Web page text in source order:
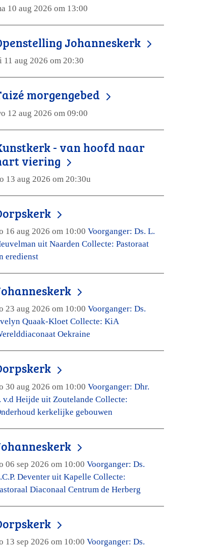
10 aug 2026 om 13:00
Johanneskerk
11 aug 2026 om 20:30
morgengebed
12 aug 2026 om 09:00
- van hoofd naar
viering
13 aug 2026 om 20:30u
16 aug 2026 om 10:00 Voorganger: Ds. L.
uit Naarden Collecte: Pastoraat
eredienst
23 aug 2026 om 10:00 Voorganger: Ds.
Quaak-Kloet Collecte: KiA
Oekraine
30 aug 2026 om 10:00 Voorganger: Dhr.
v.d Heijde uit Zoutelande Collecte:
kerkelijke gebouwen
06 sep 2026 om 10:00 Voorganger: Ds.
Deventer uit Kapelle Collecte:
Diaconaal Centrum de Herberg
13 sep 2026 om 10:00 Voorganger: Ds.